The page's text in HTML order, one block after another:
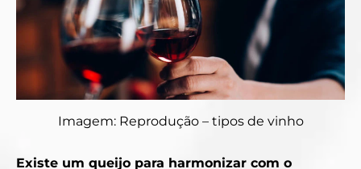
Imagem: Reprodução – tipos de vinho
Existe um queijo para harmonizar com o